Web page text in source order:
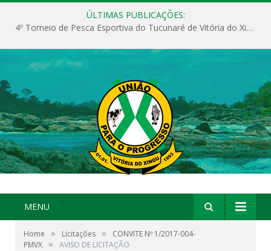
ÚLTIMAS PUBLICAÇÕES:
4º Torneio de Pesca Esportiva do Tucunaré de Vitória do Xingu
MENU
Home » Licitações »
CONVITE Nº 1/2017-004-
PMVX » AVISO DE LICITAÇÃO